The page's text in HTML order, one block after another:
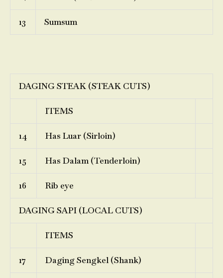
13 Sumsum
DAGING STEAK (STEAK CUTS)
ITEMS
14 Has Luar (Sirloin)
15 Has Dalam (Tenderloin)
16 Rib eye
DAGING SAPI (LOCAL CUTS)
ITEMS
17 Daging Sengkel (Shank)